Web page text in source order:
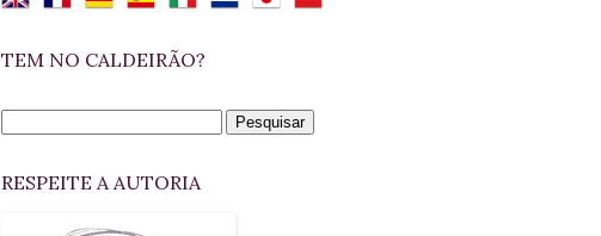
TEM NO CALDEIRÃO?
RESPEITE A AUTORIA